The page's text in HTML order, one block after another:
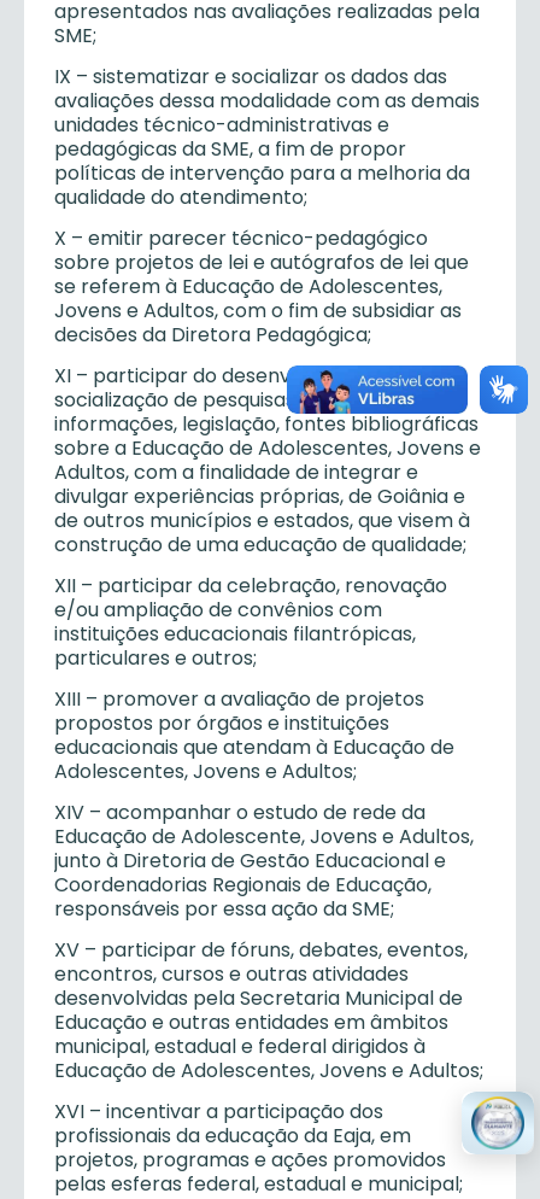
apresentados nas avaliações realizadas pela
SME;
IX – sistematizar e socializar os dados das
avaliações dessa modalidade com as demais
unidades técnico-administrativas e
pedagógicas da SME, a fim de propor
políticas de intervenção para a melhoria da
qualidade do atendimento;
X – emitir parecer técnico-pedagógico
sobre projetos de lei e autógrafos de lei que
se referem à Educação de Adolescentes,
Jovens e Adultos, com o fim de subsidiar as
decisões da Diretora Pedagógica;
XI – participar do desenvolvimento e
socialização de pesquisas, divulgação de
informações, legislação, fontes bibliográficas
sobre a Educação de Adolescentes, Jovens e
Adultos, com a finalidade de integrar e
divulgar experiências próprias, de Goiânia e
de outros municípios e estados, que visem à
construção de uma educação de qualidade;
XII – participar da celebração, renovação
e/ou ampliação de convênios com
instituições educacionais filantrópicas,
particulares e outros;
XIII – promover a avaliação de projetos
propostos por órgãos e instituições
educacionais que atendam à Educação de
Adolescentes, Jovens e Adultos;
XIV – acompanhar o estudo de rede da
Educação de Adolescente, Jovens e Adultos,
junto à Diretoria de Gestão Educacional e
Coordenadorias Regionais de Educação,
responsáveis por essa ação da SME;
XV – participar de fóruns, debates, eventos,
encontros, cursos e outras atividades
desenvolvidas pela Secretaria Municipal de
Educação e outras entidades em âmbitos
municipal, estadual e federal dirigidos à
Educação de Adolescentes, Jovens e Adultos;
XVI – incentivar a participação dos
profissionais da educação da Eaja, em
projetos, programas e ações promovidos
pelas esferas federal, estadual e municipal;